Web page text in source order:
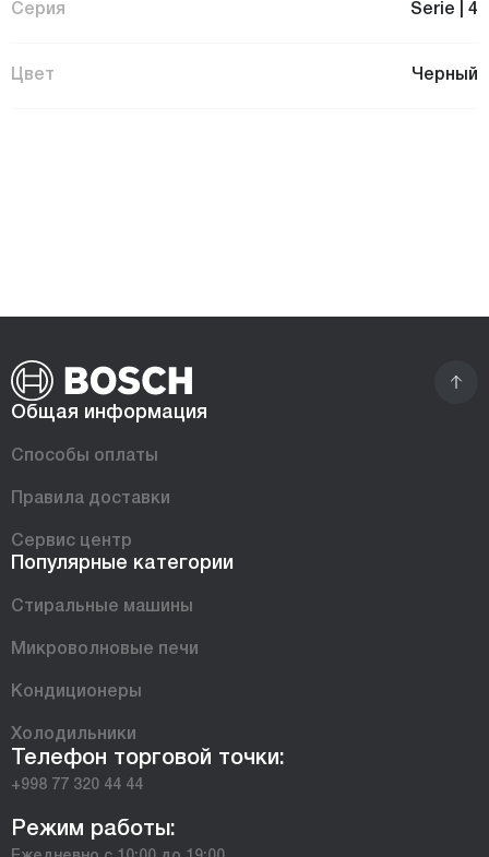
Серия Serie | 4
Цвет Черный
Общая информация
Способы оплаты
Правила доставки
Сервис центр
Популярные категории
Стиральные машины
Микроволновые печи
Кондиционеры
Холодильники
Телефон торговой точки:
+998 77 320 44 44
Режим работы: